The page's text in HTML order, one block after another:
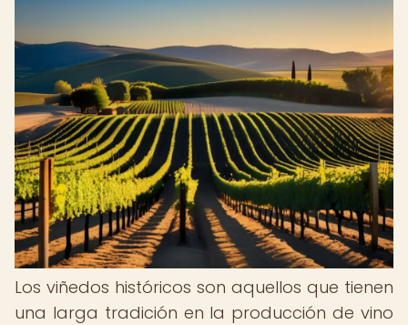
Los viñedos históricos son aquellos que tienen
una larga tradición en la producción de vino